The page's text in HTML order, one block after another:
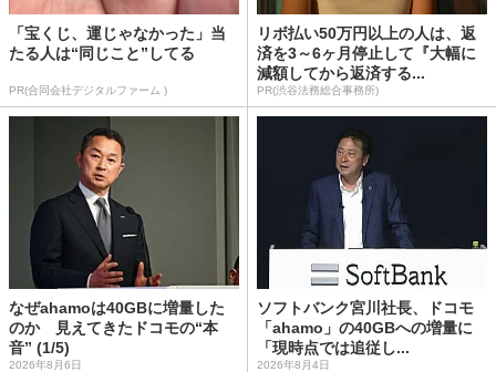
「宝くじ、運じゃなかった」当
たる人は“同じこと”してる
PR(合同会社デジタルファーム )
リボ払い50万円以上の人は、返
済を3～6ヶ月停止して『大幅に
減額してから返済する...
PR(渋谷法務総合事務所)
なぜahamoは40GBに増量した
のか 見えてきたドコモの“本
音” (1/5)
2026年8月6日
ソフトバンク宮川社長、ドコモ
「ahamo」の40GBへの増量に
「現時点では追従し...
2026年8月4日